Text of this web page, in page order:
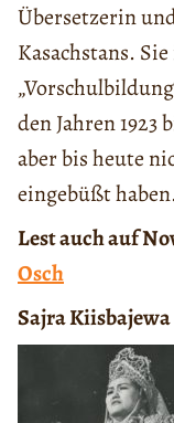
Übersetzerin
Kasachstans.
den Jahren 1923
aber bis heute
eingebüßt
Lest auch auf
Osch
Sajra Kiisbajewa